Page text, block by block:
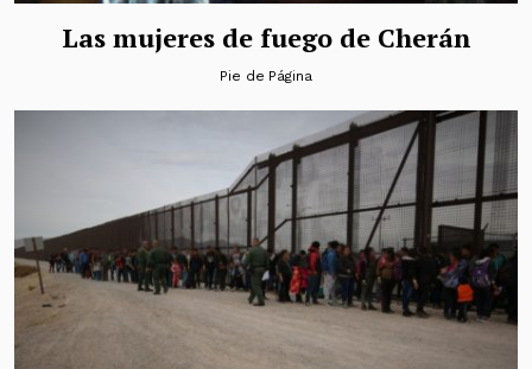
Las mujeres de fuego de Cherán
Pie de Página